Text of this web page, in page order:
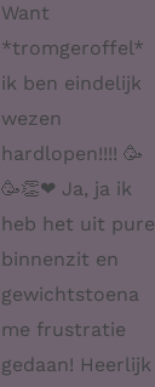
Want
*tromgeroffel*
ik ben eindelijk
wezen
hardlopen!!!! 🥳
🥳👏❤ Ja, ja ik
heb het uit pure
binnenzit en
gewichtstoena
me frustratie
gedaan! Heerlijk